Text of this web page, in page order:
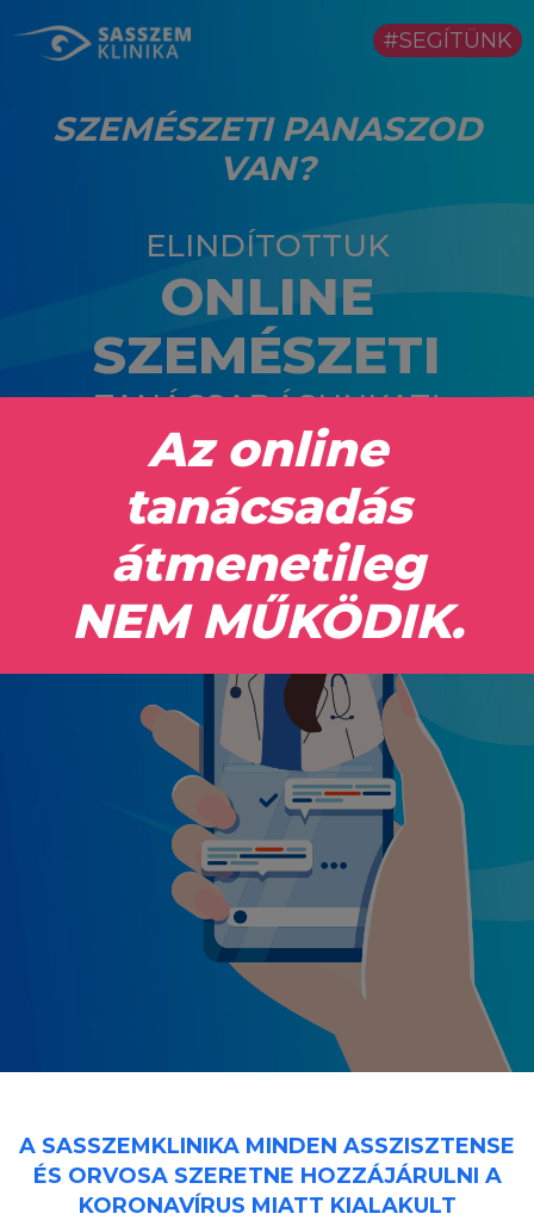
#SEGÍTÜNK
SZEMÉSZETI PANASZOD
VAN?
ELINDÍTOTTUK
ONLINE
SZEMÉSZETI
TANÁCSADÁSUNKAT!
Érdekel
A SASSZEMKLINIKA MINDEN ASSZISZTENSE
ÉS ORVOSA SZERETNE HOZZÁJÁRULNI A
KORONAVÍRUS MIATT KIALAKULT